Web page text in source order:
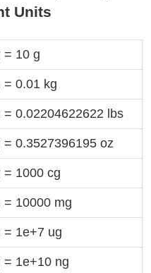
Units
= 10 g
= 0.01 kg
= 0.02204622622 lbs
= 0.3527396195 oz
= 1000 cg
= 10000 mg
= 1e+7 ug
= 1e+10 ng